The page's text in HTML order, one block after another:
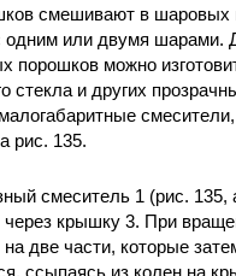
смешивают в шаровых
одним или двумя шарами.
порошков можно
стекла и других
рис. 135.
смеситель 1 (рис. 135,
через крышку 3. При
на две части, которые
ссыпаясь из колен на